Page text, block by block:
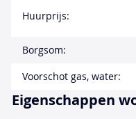
Huurprijs:
Borgsom:
Voorschot gas, water:
Eigenschappen